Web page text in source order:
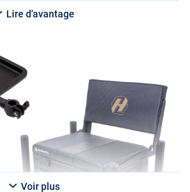
de pêche agréable et efficace, afin de
Seatbox
cm
cm
Lire d'avantage
Voir plus